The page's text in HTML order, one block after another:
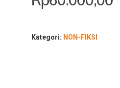
Kategori: NON-FIKSI